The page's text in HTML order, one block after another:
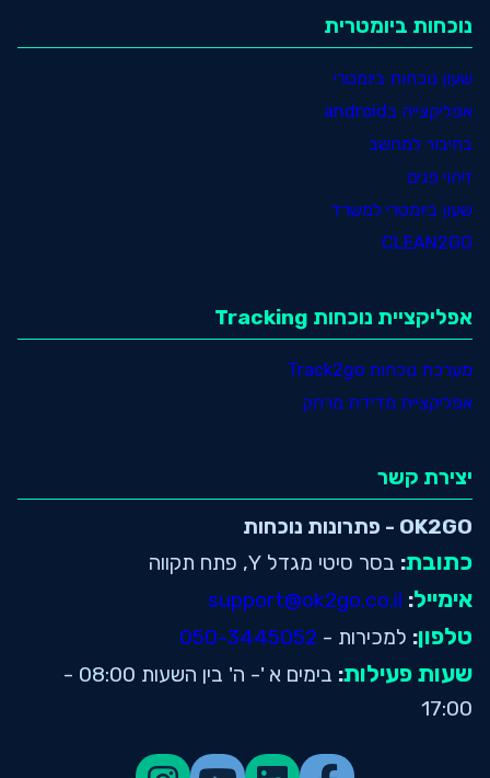
נוכחות ביומטרית
שעון נוכחות ביומטרי
אפליקצייה בandroid
בחיבור למחשב
זיהוי פנים
שעון ביומטרי למשרד
CLEAN2GO
אפליקציית נוכחות Tracking
מערכת נוכחות Track2go
אפליקציית מדידת מרחק
יצירת קשר
OK2GO - פתרונות נוכחות
כתובת: בסר סיטי מגדל Y, פתח תקווה
אימייל:
support@ok2go.co.il
טלפון: למכירות - 050-3445052
שעות פעילות:
בימים א '- ה' בין השעות 08:00 -
17:00